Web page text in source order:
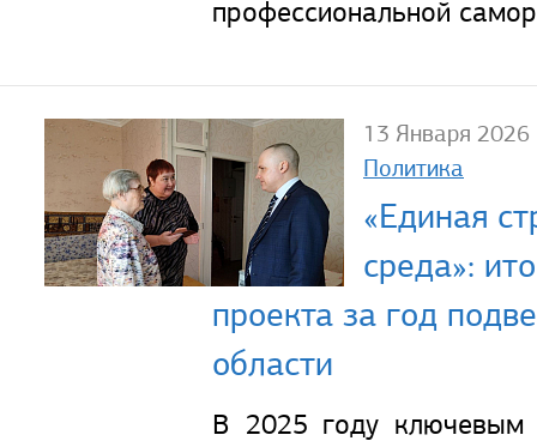
профессиональной
13 Января 2026
Политика
«Единая
среда»:
проекта за год
области
В 2025 году ключевым